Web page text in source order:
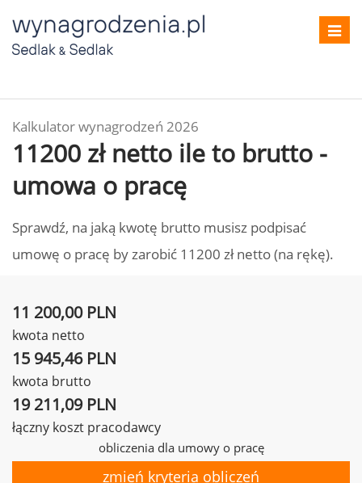
Kalkulator wynagrodzeń 2026
11200 zł netto ile to brutto -
umowa o pracę
Sprawdź, na jaką kwotę brutto musisz podpisać
umowę o pracę by zarobić 11200 zł netto (na rękę).
11 200,00 PLN
kwota netto
15 945,46 PLN
kwota brutto
19 211,09 PLN
łączny koszt pracodawcy
obliczenia dla umowy o pracę
zmień kryteria obliczeń